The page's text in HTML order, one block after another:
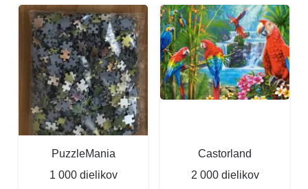
PuzzleMania
1 000 dielikov
Castorland
2 000 dielikov